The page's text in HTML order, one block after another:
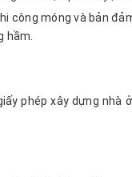
công móng và bản
hầm.
phép xây dựng nhà